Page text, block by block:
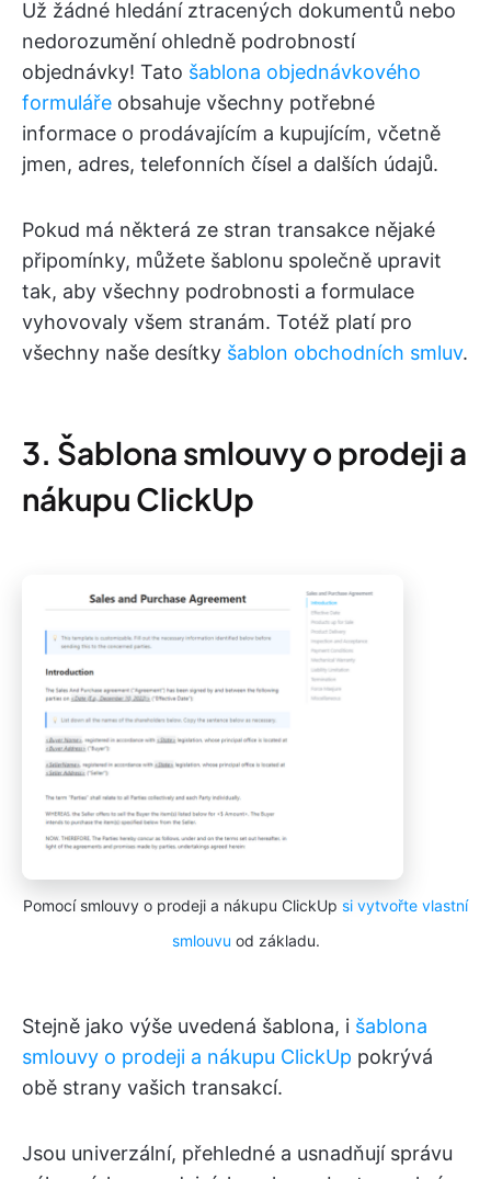
Už žádné hledání ztracených dokumentů nebo
nedorozumění ohledně podrobností
objednávky! Tato šablona objednávkového
formuláře obsahuje všechny potřebné
informace o prodávajícím a kupujícím, včetně
jmen, adres, telefonních čísel a dalších údajů.
Pokud má některá ze stran transakce nějaké
připomínky, můžete šablonu společně upravit
tak, aby všechny podrobnosti a formulace
vyhovovaly všem stranám. Totéž platí pro
všechny naše desítky šablon obchodních smluv.
3. Šablona smlouvy o prodeji a
nákupu ClickUp
Pomocí smlouvy o prodeji a nákupu ClickUp si vytvořte vlastní
smlouvu od základu.
Stejně jako výše uvedená šablona, i šablona
smlouvy o prodeji a nákupu ClickUp pokrývá
obě strany vašich transakcí.
Jsou univerzální, přehledné a usnadňují správu